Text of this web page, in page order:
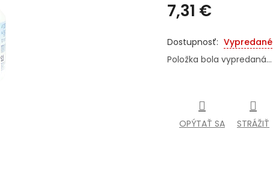
7,31 €
cena:
Vypredané
Položka bola vypredaná…
OPÝTAŤ SA STRÁŽIŤ